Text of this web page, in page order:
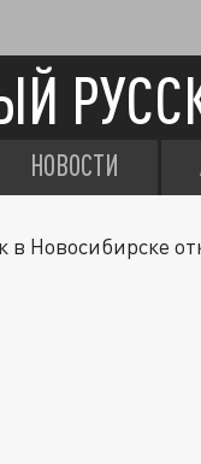
НОВОСТИ